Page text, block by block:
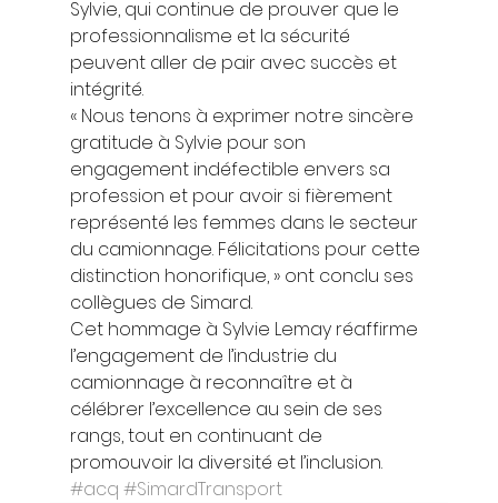
Sylvie, qui continue de prouver que le
professionnalisme et la sécurité
peuvent aller de pair avec succès et
intégrité.
« Nous tenons à exprimer notre sincère
gratitude à Sylvie pour son
engagement indéfectible envers sa
profession et pour avoir si fièrement
représenté les femmes dans le secteur
du camionnage. Félicitations pour cette
distinction honorifique, » ont conclu ses
collègues de Simard.
Cet hommage à Sylvie Lemay réaffirme
l’engagement de l’industrie du
camionnage à reconnaître et à
célébrer l’excellence au sein de ses
rangs, tout en continuant de
promouvoir la diversité et l’inclusion.
#acq #SimardTransport